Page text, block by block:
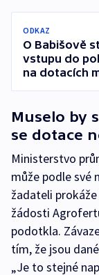
ODKAZ
O Babišově
vstupu do
na dotacích
Muselo by
se dotace
Ministerstvo
může podle své
žadateli
žádosti
podotkla.
tím, že jsou
„Je to stejné